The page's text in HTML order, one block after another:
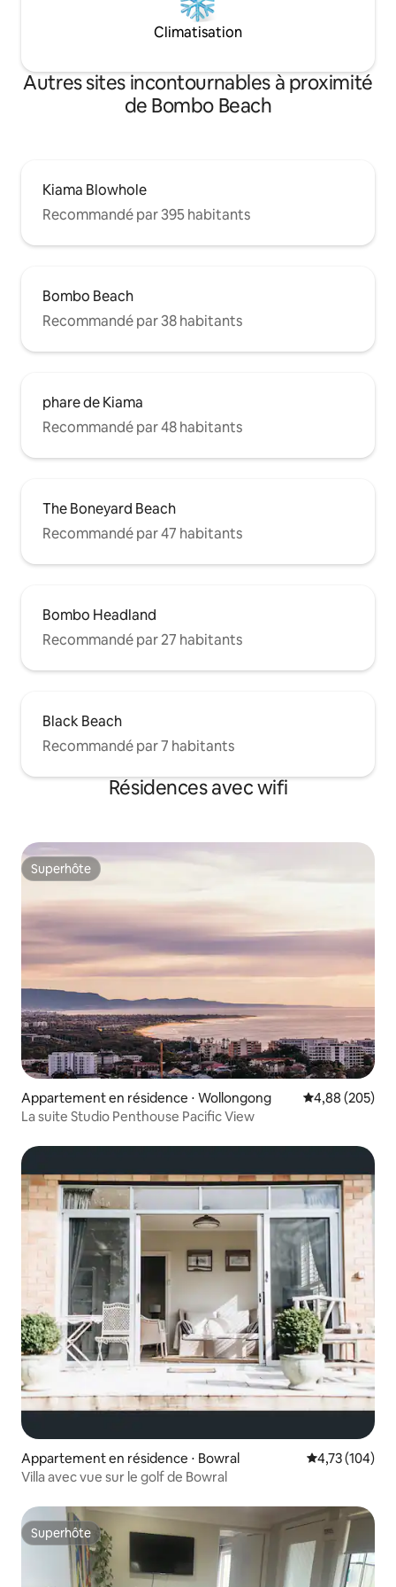
Climatisation
Autres sites incontournables à proximité
de Bombo Beach
Kiama Blowhole
Recommandé par 395 habitants
Bombo Beach
Recommandé par 38 habitants
phare de Kiama
Recommandé par 48 habitants
The Boneyard Beach
Recommandé par 47 habitants
Bombo Headland
Recommandé par 27 habitants
Black Beach
Recommandé par 7 habitants
Résidences avec wifi
Superhôte
Superhôte
Appartement en résidence ⋅ Wollongong Évaluation
4,88 (205)
La suite Studio Penthouse Pacific View
Appartement en résidence ⋅ Bowral Évaluation
4,73 (104)
Villa avec vue sur le golf de Bowral
Superhôte
Superhôte